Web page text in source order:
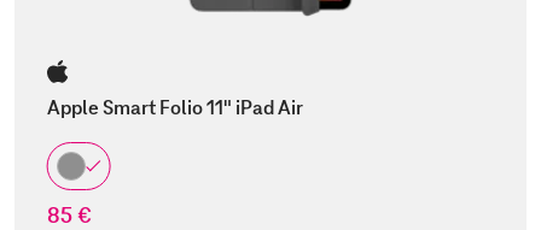
Apple Smart Folio 11" iPad Air
85 €